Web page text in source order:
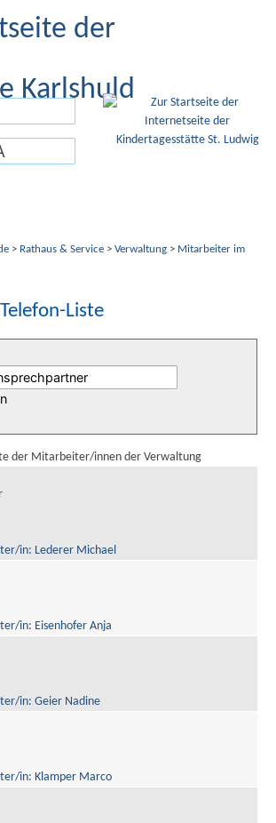
> Rathaus & Service> Verwaltung> Mitarbeiter im
Liste
der Mitarbeiter/innen der Verwaltung